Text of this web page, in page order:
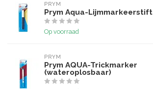
PRYM
Prym Aqua-Lijmmarkeerstift
Op voorraad
PRYM
Prym AQUA-Trickmarker
(wateroplosbaar)